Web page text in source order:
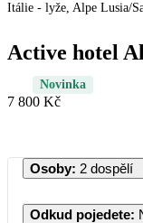
Itálie - lyže, Alpe Lusia/
Active hotel
Novinka
7 800 Kč
Osoby: 2 dospělí
Odkud pojedete: